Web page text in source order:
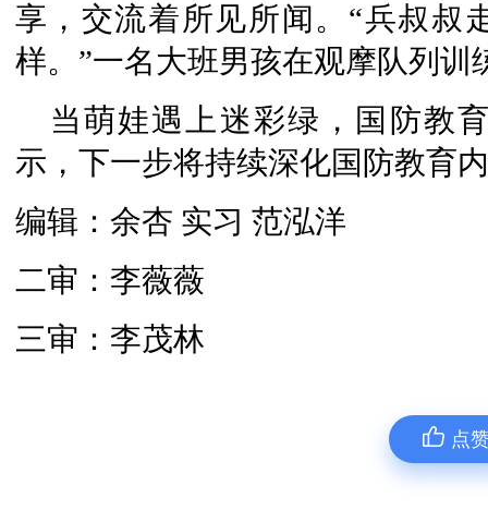
享，交流着所见所闻。“兵叔叔
样。”一名大班男孩在观摩队列训
当萌娃遇上迷彩绿，国防教
示，下一步将持续深化国防教育
编辑：余杏 实习 范泓洋
二审：李薇薇
三审：李茂林
点